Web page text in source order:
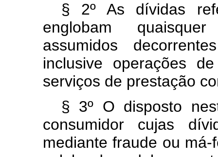
§ 2º As dívidas
englobam
assumidos
inclusive operações
serviços de prestação
§ 3º O disposto
consumidor cujas
mediante fraude ou